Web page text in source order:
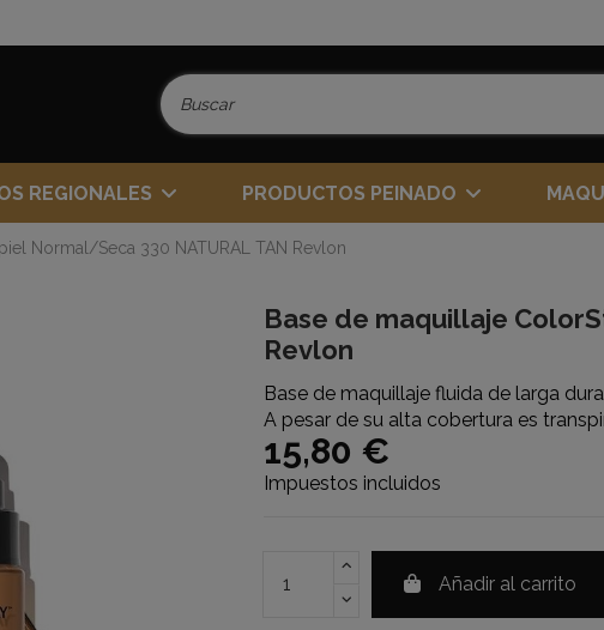
REGIONALES PRODUCTOS PEINADO
Normal/Seca 330 NATURAL TAN Revlon
Base de maquillaje
Revlon
Base de maquillaje fluida de larga
A pesar de su alta cobertura es
15,80 €
Impuestos incluidos
Añadir al carrito